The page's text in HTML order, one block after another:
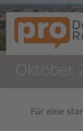
Oktober
Für eine